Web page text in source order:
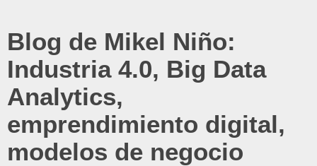
Blog de Mikel Niño:
Industria 4.0, Big Data
Analytics,
emprendimiento digital,
modelos de negocio